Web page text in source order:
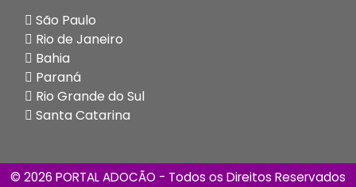
São Paulo
Rio de Janeiro
Bahia
Paraná
Rio Grande do Sul
Santa Catarina
© 2026 PORTAL ADOCÃO - Todos os Direitos Reservados